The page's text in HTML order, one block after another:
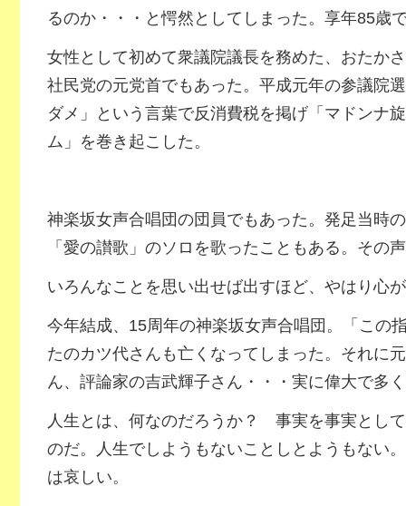
るのか・・・と愕然としてしまった。享年85歳
女性として初めて衆議院議長を務めた、おたか
社民党の元党首でもあった。平成元年の参議院
ダメ」という言葉で反消費税を掲げ「マドンナ
ム」を巻き起こした。
神楽坂女声合唱団の団員でもあった。発足当時
「愛の讃歌」のソロを歌ったこともある。その
いろんなことを思い出せば出すほど、やはり心
今年結成、15周年の神楽坂女声合唱団。「この
たのカツ代さんも亡くなってしまった。それに
ん、評論家の吉武輝子さん・・・実に偉大で多
人生とは、何なのだろうか？ 事実を事実とし
のだ。人生でしようもないことしとようもない
は哀しい。